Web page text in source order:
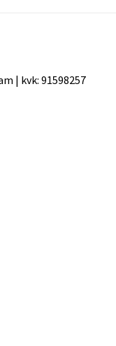
| kvk: 91598257